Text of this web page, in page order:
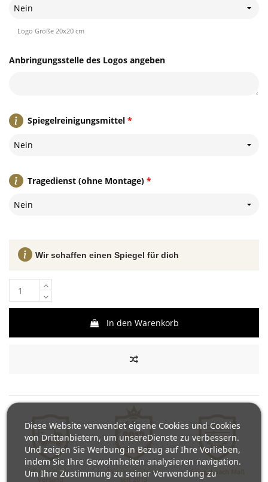
Nein
Logo Größe 20x20 cm
Anbringungsstelle des Logos angeben
*
Spiegelreinigungsmittel
Nein
*
Tragedienst (ohne Montage)
Nein
In den Warenkorb
Wir schaffen einen Spiegel für dich
Kostenloser
Versand
Wir produzieren
seit 2013
Spiegel nach Maß
Diese Website verwendet eigene Cookies und Cookies
von Drittanbietern, um unsereDienste zu verbessern.
Und zeigen Sie Werbung in Bezug auf Ihre Vorlieben,
indem Sie Ihre Gewohnheiten analysieren navigation.
Um Ihre Zustimmung zu seiner Verwendung zu